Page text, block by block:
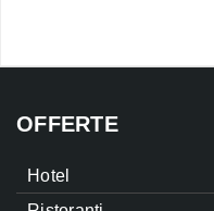
OFFERTE
Hotel